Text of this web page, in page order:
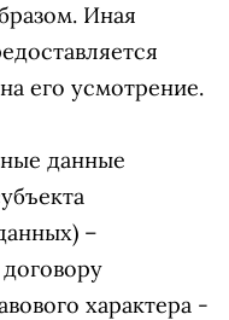
Иная
его усмотрение.
данные
–
характера -